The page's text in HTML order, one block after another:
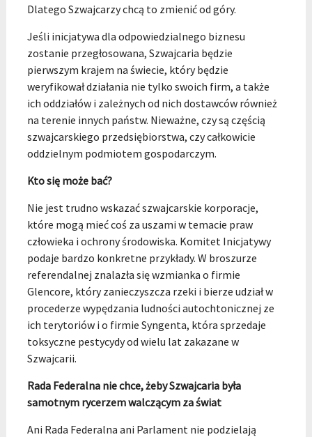
Dlatego Szwajcarzy chcą to zmienić od góry.
Jeśli inicjatywa dla odpowiedzialnego biznesu
zostanie przegłosowana, Szwajcaria będzie
pierwszym krajem na świecie, który będzie
weryfikował działania nie tylko swoich firm, a także
ich oddziałów i zależnych od nich dostawców również
na terenie innych państw. Nieważne, czy są częścią
szwajcarskiego przedsiębiorstwa, czy całkowicie
oddzielnym podmiotem gospodarczym.
Kto się może bać?
Nie jest trudno wskazać szwajcarskie korporacje,
które mogą mieć coś za uszami w temacie praw
człowieka i ochrony środowiska. Komitet Inicjatywy
podaje bardzo konkretne przykłady. W broszurze
referendalnej znalazła się wzmianka o firmie
Glencore, który zanieczyszcza rzeki i bierze udział w
procederze wypędzania ludności autochtonicznej ze
ich terytoriów i o firmie Syngenta, która sprzedaje
toksyczne pestycydy od wielu lat zakazane w
Szwajcarii.
Rada Federalna nie chce, żeby Szwajcaria była
samotnym rycerzem walczącym za świat
Ani Rada Federalna ani Parlament nie podzielają